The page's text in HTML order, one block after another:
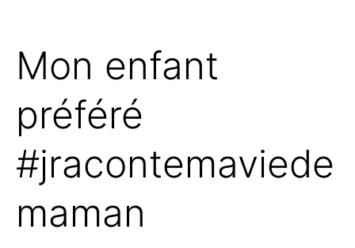
Mon enfant
préféré
#jracontemaviede
maman